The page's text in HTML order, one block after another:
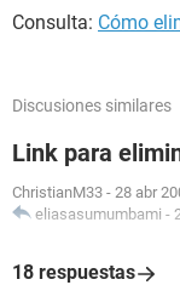
Consulta: Cómo
Discusiones similares
Link para
ChristianM33 - 28 abr
eliasasumumbami -
18 respuestas